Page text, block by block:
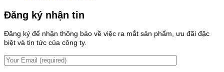
Đăng ký nhận tin
Đăng ký để nhận thông báo về việc ra mắt sản phẩm, ưu đãi đặc
biệt và tin tức của công ty.